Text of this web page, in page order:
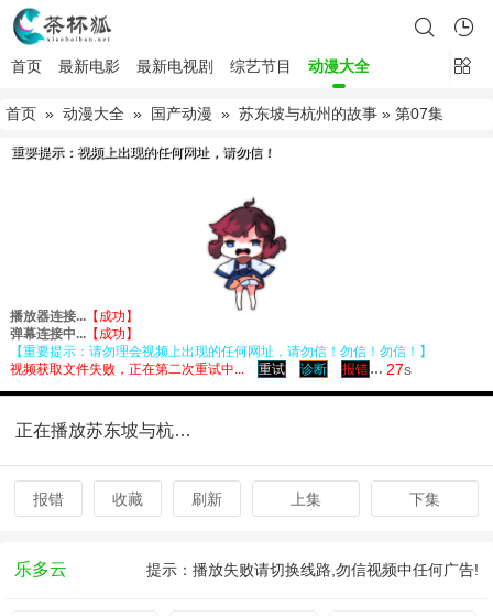
首页 最新电影 最新电视剧 综艺节目 动漫大全
首页 » 动漫大全 » 国产动漫 » 苏东坡与杭州的故事 » 第07集
正在播放苏东坡与杭州的故事第07集
报错 收藏 刷新 上集 下集
乐多云 提示：播放失败请切换线路,勿信视频中任何广告!